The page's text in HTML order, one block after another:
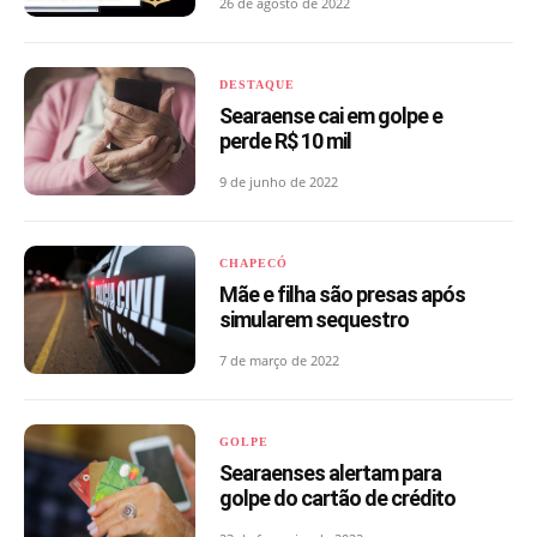
DESTAQUE
Searaense cai em golpe e
perde R$ 10 mil
9 de junho de 2022
CHAPECÓ
Mãe e filha são presas após
simularem sequestro
7 de março de 2022
GOLPE
Searaenses alertam para
golpe do cartão de crédito